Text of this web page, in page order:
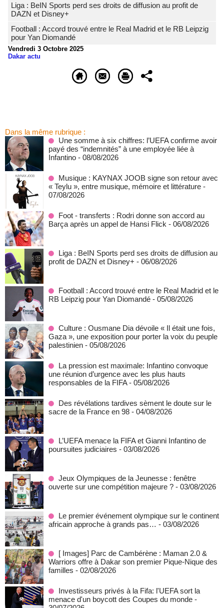
Liga : BeIN Sports perd ses droits de diffusion au profit de
DAZN et Disney+
Football : Accord trouvé entre le Real Madrid et le RB Leipzig
pour Yan Diomandé
Vendredi 3 Octobre 2025
Dakar actu
Dans la même rubrique :
Une somme à six chiffres: l’UEFA confirme avoir
payé des “indemnités” à une employée liée à
Infantino - 08/08/2026
Musique : KAYNAX JOOB signe son retour avec
« Teylu », entre musique, mémoire et littérature -
07/08/2026
Foot - transferts : Rodri donne son accord au
Barça après un appel de Hansi Flick - 06/08/2026
Liga : BeIN Sports perd ses droits de diffusion au
profit de DAZN et Disney+ - 06/08/2026
Football : Accord trouvé entre le Real Madrid et le
RB Leipzig pour Yan Diomandé - 05/08/2026
Culture : Ousmane Dia dévoile « Il était une fois,
Gaza », une exposition pour porter la voix du peuple
palestinien - 05/08/2026
La pression est maximale: Infantino convoque
une réunion d’urgence avec les plus hauts
responsables de la FIFA - 05/08/2026
Des révélations tardives sèment le doute sur le
sacre de la France en 98 - 04/08/2026
L’UEFA menace la FIFA et Gianni Infantino de
poursuites judiciaires - 03/08/2026
Jeux Olympiques de la Jeunesse : fenêtre
ouverte sur une compétition majeure ? - 03/08/2026
Le premier événement olympique sur le continent
africain approche à grands pas… - 03/08/2026
[ Images] Parc de Cambérène : Maman 2.0 &
Warriors offre à Dakar son premier Pique-Nique des
familles - 02/08/2026
Investisseurs privés à la Fifa: l'UEFA sort la
menace d'un boycott des Coupes du monde -